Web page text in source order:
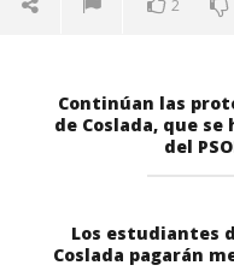
2
Continúan las
de Coslada, que
del
Los estudiantes
Coslada pagarán